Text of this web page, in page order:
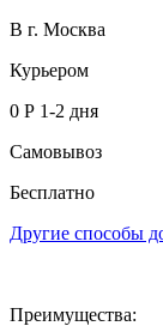
В г. Москва
Курьером
0 Р 1-2 дня
Самовывоз
Бесплатно
Другие способы
Преимущества: